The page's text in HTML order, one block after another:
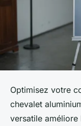
Optimisez votre
chevalet
versatile